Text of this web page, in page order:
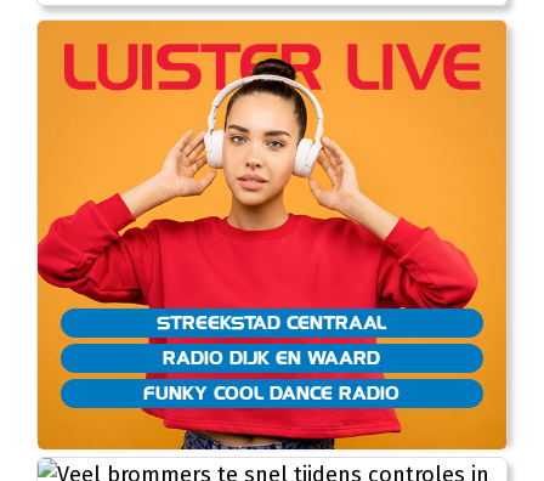
STREEKSTAD CENTRAAL
RADIO DIJK EN WAARD
FUNKY COOL DANCE RADIO